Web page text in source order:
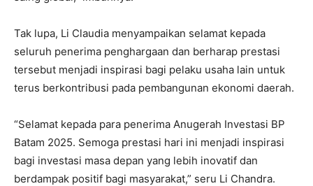
Tak lupa, Li Claudia menyampaikan selamat kepada
seluruh penerima penghargaan dan berharap prestasi
tersebut menjadi inspirasi bagi pelaku usaha lain untuk
terus berkontribusi pada pembangunan ekonomi daerah.
“Selamat kepada para penerima Anugerah Investasi BP
Batam 2025. Semoga prestasi hari ini menjadi inspirasi
bagi investasi masa depan yang lebih inovatif dan
berdampak positif bagi masyarakat,” seru Li Chandra.